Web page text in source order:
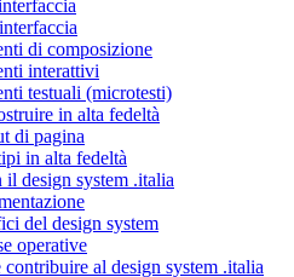
di composizione
interattivi
testuali (microtesti)
in alta fedeltà
di pagina
in alta fedeltà
il design system .italia
del design system
operative
al design system .italia